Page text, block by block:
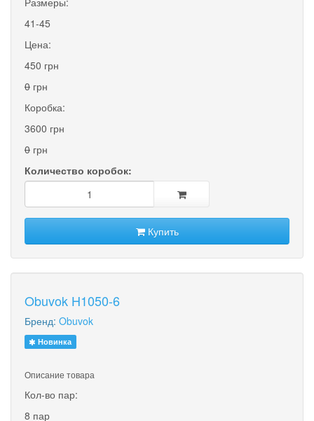
41-45
Цена:
450 грн
0 грн
Коробка:
3600 грн
0 грн
Количество коробок:
Купить
Obuvok H1050-6
Бренд: Obuvok
Новинка
Описание товара
Кол-во пар:
8 пар